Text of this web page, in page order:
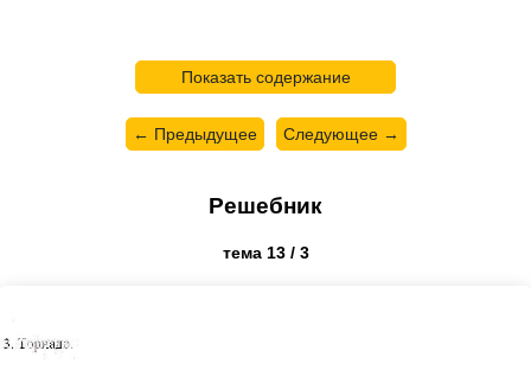
Показать содержание
← Предыдущее Следующее →
Решебник
тема 13 / 3